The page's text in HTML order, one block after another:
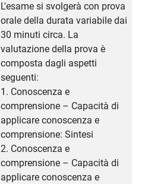
L'esame si svolgerà con prova
orale della durata variabile dai
30 minuti circa. La
valutazione della prova è
composta dagli aspetti
seguenti:
1. Conoscenza e
comprensione – Capacità di
applicare conoscenza e
comprensione: Sintesi
2. Conoscenza e
comprensione – Capacità di
applicare conoscenza e